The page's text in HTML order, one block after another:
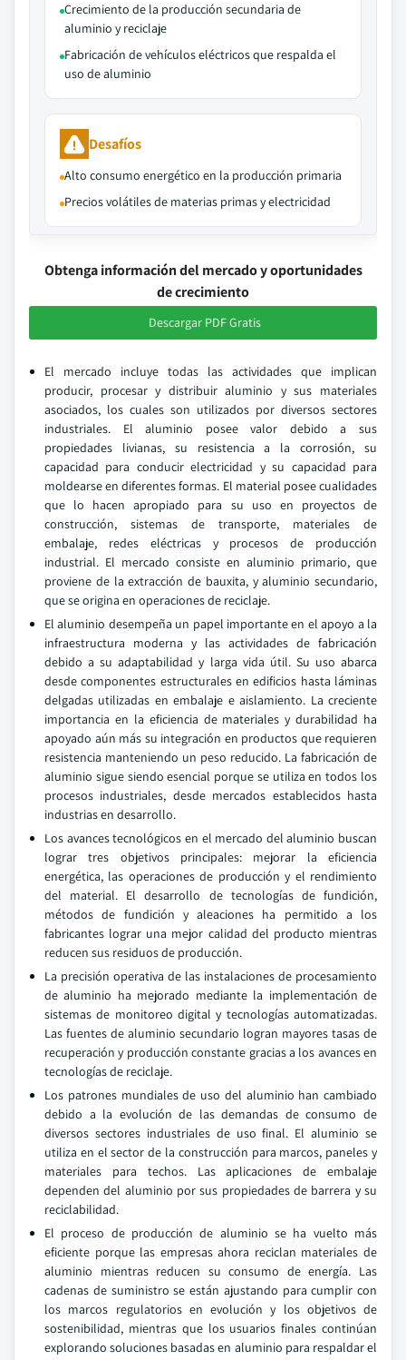
Crecimiento de la producción secundaria de
aluminio y reciclaje
Fabricación de vehículos eléctricos que respalda el
uso de aluminio
Desafíos
Alto consumo energético en la producción primaria
Precios volátiles de materias primas y electricidad
Obtenga información del mercado y oportunidades
de crecimiento
Descargar PDF Gratis
El mercado incluye todas las actividades que implican
producir, procesar y distribuir aluminio y sus materiales
asociados, los cuales son utilizados por diversos sectores
industriales. El aluminio posee valor debido a sus
propiedades livianas, su resistencia a la corrosión, su
capacidad para conducir electricidad y su capacidad para
moldearse en diferentes formas. El material posee cualidades
que lo hacen apropiado para su uso en proyectos de
construcción, sistemas de transporte, materiales de
embalaje, redes eléctricas y procesos de producción
industrial. El mercado consiste en aluminio primario, que
proviene de la extracción de bauxita, y aluminio secundario,
que se origina en operaciones de reciclaje.
El aluminio desempeña un papel importante en el apoyo a la
infraestructura moderna y las actividades de fabricación
debido a su adaptabilidad y larga vida útil. Su uso abarca
desde componentes estructurales en edificios hasta láminas
delgadas utilizadas en embalaje e aislamiento. La creciente
importancia en la eficiencia de materiales y durabilidad ha
apoyado aún más su integración en productos que requieren
resistencia manteniendo un peso reducido. La fabricación de
aluminio sigue siendo esencial porque se utiliza en todos los
procesos industriales, desde mercados establecidos hasta
industrias en desarrollo.
Los avances tecnológicos en el mercado del aluminio buscan
lograr tres objetivos principales: mejorar la eficiencia
energética, las operaciones de producción y el rendimiento
del material. El desarrollo de tecnologías de fundición,
métodos de fundición y aleaciones ha permitido a los
fabricantes lograr una mejor calidad del producto mientras
reducen sus residuos de producción.
La precisión operativa de las instalaciones de procesamiento
de aluminio ha mejorado mediante la implementación de
sistemas de monitoreo digital y tecnologías automatizadas.
Las fuentes de aluminio secundario logran mayores tasas de
recuperación y producción constante gracias a los avances en
tecnologías de reciclaje.
Los patrones mundiales de uso del aluminio han cambiado
debido a la evolución de las demandas de consumo de
diversos sectores industriales de uso final. El aluminio se
utiliza en el sector de la construcción para marcos, paneles y
materiales para techos. Las aplicaciones de embalaje
dependen del aluminio por sus propiedades de barrera y su
reciclabilidad.
El proceso de producción de aluminio se ha vuelto más
eficiente porque las empresas ahora reciclan materiales de
aluminio mientras reducen su consumo de energía. Las
cadenas de suministro se están ajustando para cumplir con
los marcos regulatorios en evolución y los objetivos de
sostenibilidad, mientras que los usuarios finales continúan
explorando soluciones basadas en aluminio para respaldar el